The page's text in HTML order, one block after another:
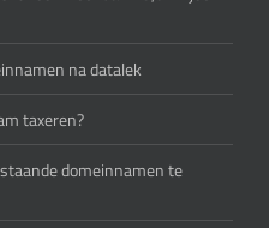
na datalek
taxeren?
domeinnamen te